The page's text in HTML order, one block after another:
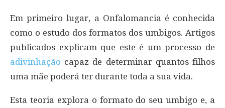
Em primeiro lugar, a Onfalomancia é conhecida
como o estudo dos formatos dos umbigos. Artigos
publicados explicam que este é um processo de
adivinhação capaz de determinar quantos filhos
uma mãe poderá ter durante toda a sua vida.
Esta teoria explora o formato do seu umbigo e, a